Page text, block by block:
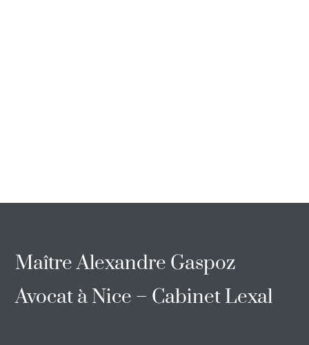
Maître Alexandre Gaspoz
Avocat à Nice – Cabinet Lexal